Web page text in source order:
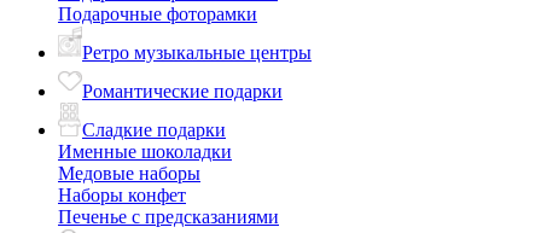
Подарочные фоторамки
Ретро музыкальные центры
Романтические подарки
Сладкие подарки
Именные шоколадки
Медовые наборы
Наборы конфет
Печенье с предсказаниями